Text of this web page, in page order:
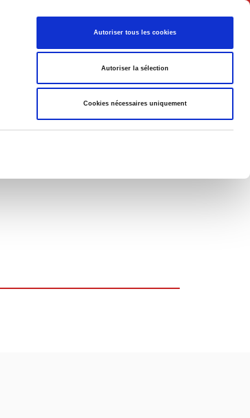
Autoriser tous les cookies
Autoriser la sélection
Cookies nécessaires uniquement
Français